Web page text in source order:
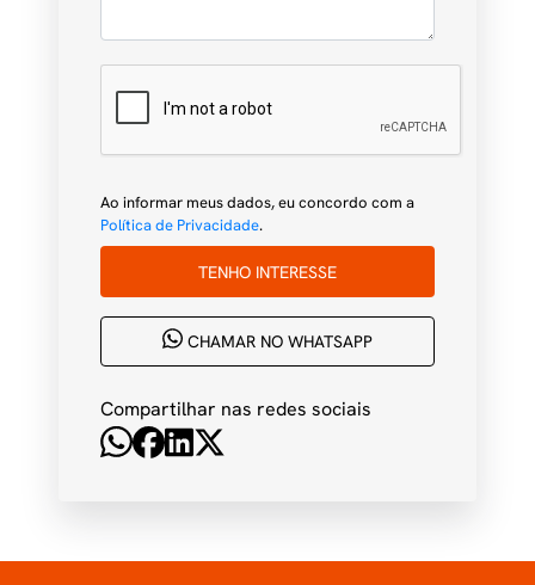
Ao informar meus dados, eu concordo com a
Política de Privacidade.
TENHO INTERESSE
CHAMAR NO WHATSAPP
Compartilhar nas redes sociais